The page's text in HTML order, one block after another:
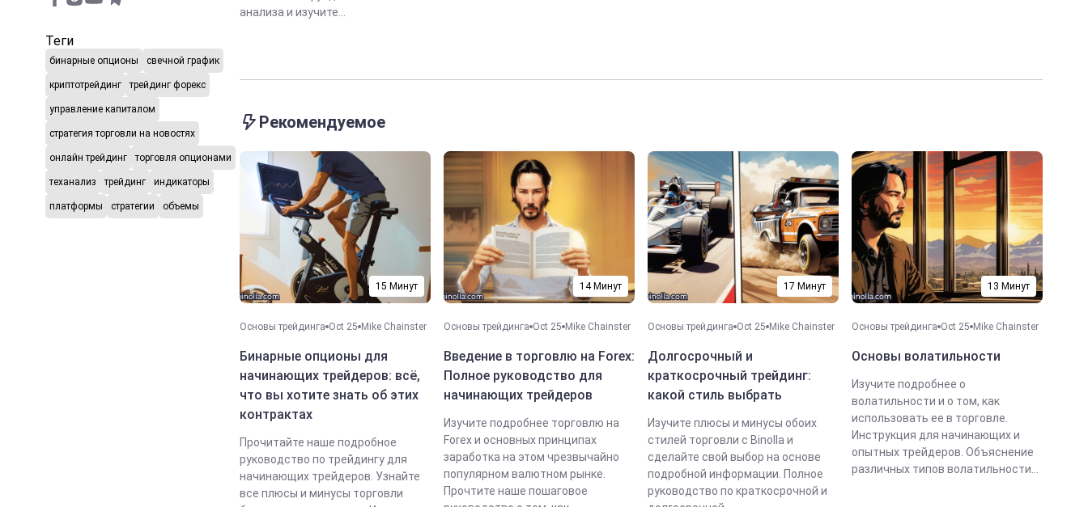
Теги
бинарные опционы свечной график
криптотрейдинг трейдинг форекс
управление капиталом
стратегия торговли на новостях
онлайн трейдинг торговля опционами
теханализ трейдинг индикаторы
платформы стратегии объемы
анализа и изучите...
Рекомендуемое
15 Минут
Основы трейдинга Oct 25 Mike Chainster
Бинарные опционы для
начинающих трейдеров: всё,
что вы хотите знать об этих
контрактах
Прочитайте наше подробное
руководство по трейдингу для
начинающих трейдеров. Узнайте
все плюсы и минусы торговли
14 Минут
Основы трейдинга Oct 25 Mike Chainster
Введение в торговлю на Forex:
Полное руководство для
начинающих трейдеров
Изучите подробнее торговлю на
Forex и основных принципах
заработка на этом чрезвычайно
популярном валютном рынке.
Прочтите наше пошаговое
17 Минут
Основы трейдинга Oct 25 Mike Chainster
Долгосрочный и
краткосрочный трейдинг:
какой стиль выбрать
Изучите плюсы и минусы обоих
стилей торговли с Binolla и
сделайте свой выбор на основе
подробной информации. Полное
руководство по краткосрочной и
13 Минут
Основы трейдинга Oct 25 Mike Chainster
Основы волатильности
Изучите подробнее о
волатильности и о том, как
использовать ее в торговле.
Инструкция для начинающих и
опытных трейдеров. Объяснение
различных типов волатильности...